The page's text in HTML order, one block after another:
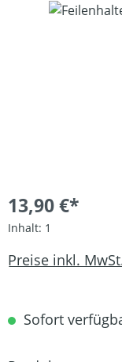
Bildergalerie
13,90 €*
Inhalt: 1
Preise inkl.
Sofort